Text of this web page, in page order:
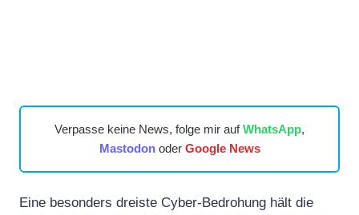
Verpasse keine News, folge mir aufWhatsApp,
Mastodonoder Google News
Eine besonders dreiste Cyber-Bedrohung hält die